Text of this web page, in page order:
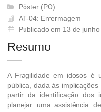
Pôster (PO)
AT-04: Enfermagem
Publicado em 13 de
Resumo
A Fragilidade em idosos é
pública, dada às
partir da identificação dos
planejar uma assistência